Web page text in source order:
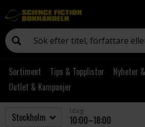
Sortiment Tips & Topplistor
Nyheter
Outlet & Kampanjer
10:00–18:00